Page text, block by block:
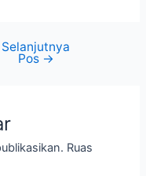
Selanjutnya
Pos →
Ruas